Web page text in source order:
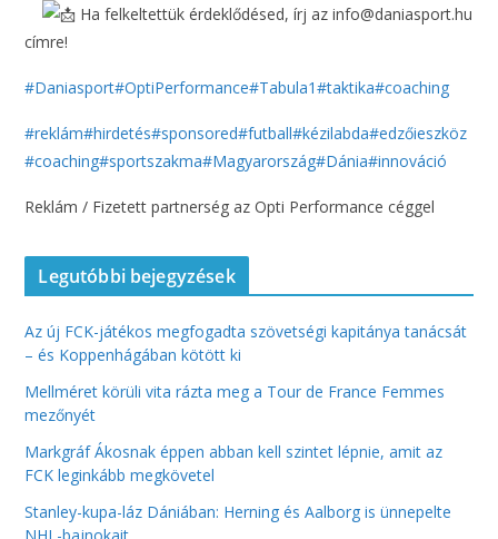
Ha felkeltettük érdeklődésed, írj az info@daniasport.hu
címre!
#Daniasport#OptiPerformance#Tabula1#taktika#coaching
#reklám#hirdetés#sponsored#futball#kézilabda#edzőieszköz
#coaching#sportszakma#Magyarország#Dánia#innováció
Reklám / Fizetett partnerség az Opti Performance céggel
Legutóbbi bejegyzések
Az új FCK-játékos megfogadta szövetségi kapitánya tanácsát
– és Koppenhágában kötött ki
Mellméret körüli vita rázta meg a Tour de France Femmes
mezőnyét
Markgráf Ákosnak éppen abban kell szintet lépnie, amit az
FCK leginkább megkövetel
Stanley-kupa-láz Dániában: Herning és Aalborg is ünnepelte